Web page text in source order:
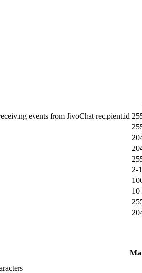
events from JivoChat recipient.id
2-
10